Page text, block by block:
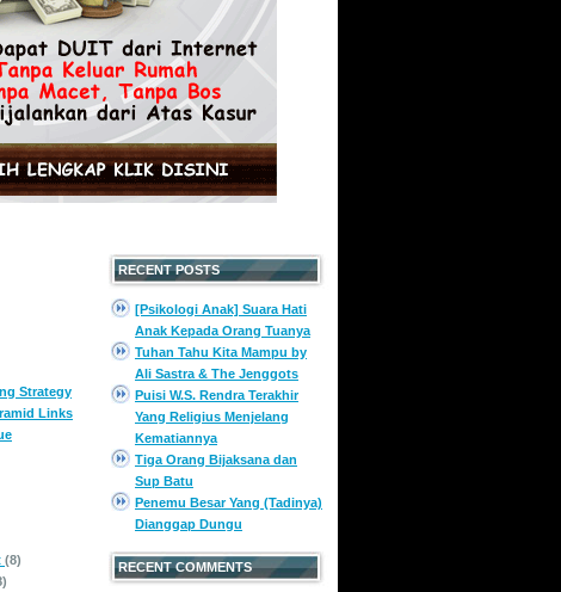
Strategy
Links
(8)
RECENT POSTS
[Psikologi Anak] Suara Hati
Anak Kepada Orang Tuanya
Tuhan Tahu Kita Mampu by
Ali Sastra & The Jenggots
Puisi W.S. Rendra Terakhir
Yang Religius Menjelang
Kematiannya
Tiga Orang Bijaksana dan
Sup Batu
Penemu Besar Yang (Tadinya)
Dianggap Dungu
RECENT COMMENTS